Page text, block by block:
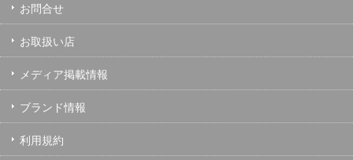
お問合せ
お取扱い店
メディア掲載情報
ブランド情報
利用規約